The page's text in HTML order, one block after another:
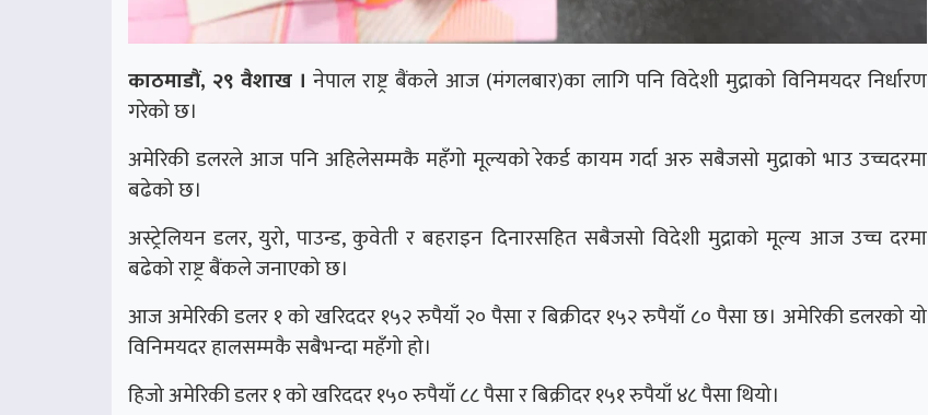
काठमाडौं, २९ वैशाख । नेपाल राष्ट्र बैंकले आज (मंगलबार)का लागि पनि विदेशी मुद्राको विनिमयदर निर्धारण
गरेको छ।
अमेरिकी डलरले आज पनि अहिलेसम्मकै महँगो मूल्यको रेकर्ड कायम गर्दा अरु सबैजसो मुद्राको भाउ उच्चदरमा
बढेको छ।
अस्ट्रेलियन डलर, युरो, पाउन्ड, कुवेती र बहराइन दिनारसहित सबैजसो विदेशी मुद्राको मूल्य आज उच्च दरमा
बढेको राष्ट्र बैंकले जनाएको छ।
आज अमेरिकी डलर १ को खरिददर १५२ रुपैयाँ २० पैसा र बिक्रीदर १५२ रुपैयाँ ८० पैसा छ। अमेरिकी डलरको यो
विनिमयदर हालसम्मकै सबैभन्दा महँगो हो।
हिजो अमेरिकी डलर १ को खरिददर १५० रुपैयाँ ८८ पैसा र बिक्रीदर १५१ रुपैयाँ ४८ पैसा थियो।